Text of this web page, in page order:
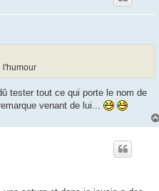
l'humour
tester tout ce qui porte le nom de
venant de lui...